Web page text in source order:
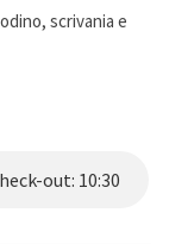
scrivania e
con zona tinello
out: 10:30